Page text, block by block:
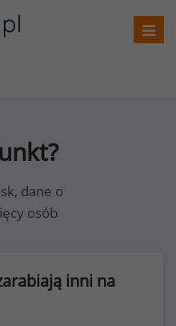
dane o
osób
inni na